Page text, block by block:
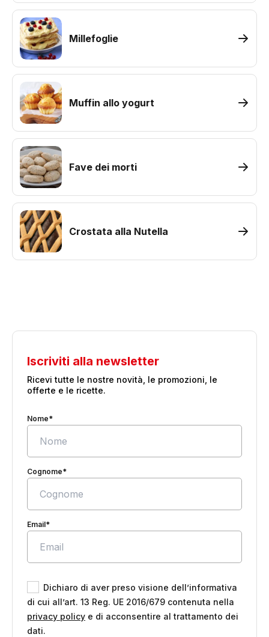
Millefoglie
Muffin allo yogurt
Fave dei morti
Crostata alla Nutella
Iscriviti alla newsletter
Ricevi tutte le nostre novità, le promozioni, le
offerte e le ricette.
Nome*
Cognome*
Email*
Dichiaro di aver preso visione dell’informativa
di cui all’art. 13 Reg. UE 2016/679 contenuta nella
privacy policy e di acconsentire al trattamento dei
dati.